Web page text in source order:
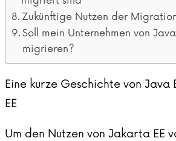
Zukünftige Nutzen der
Soll mein Unternehmen von
migrieren?
Eine kurze Geschichte von Java
EE
Um den Nutzen von Jakarta EE